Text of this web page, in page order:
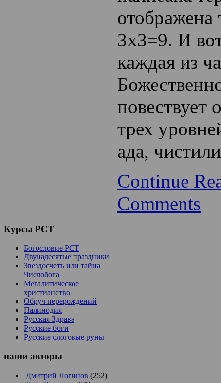
отображена
3х3=9. И
каждая из
повествует
трех
ада,
Continue
Comments
Курсы РСТ
Богословие РСТ
Двунадесятые праздники
Звездосчетъ или тайна
Числобога
Мегалитическое
христианство
Обруч перерождений
Палинодия
Русская Здрава
Русские боги
Русские слоговые руны
наши авторы
Дмитрий Логинов (252)